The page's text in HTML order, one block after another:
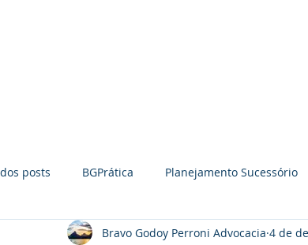
posts BGPrática Planejamento Sucessório
Empreendedorismo Mediaçāo Práticas
Bravo Godoy Perroni Advocacia 4 de